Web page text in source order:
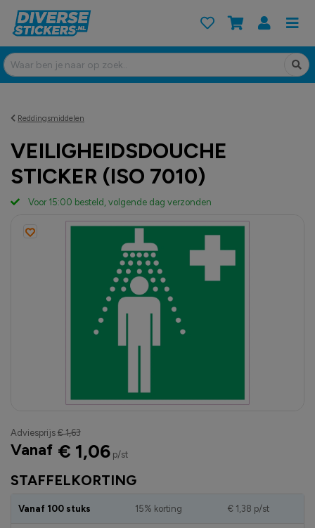
Reddingsmiddelen
VEILIGHEIDSDOUCHE
STICKER (ISO 7010)
STAFFELKORTING
Vanaf 100 stuks 15% korting € 1,38 p/st
Adviesprijs € 1,63
Vanaf € 1,06p/st
Voor 15:00 besteld, volgende dag verzonden